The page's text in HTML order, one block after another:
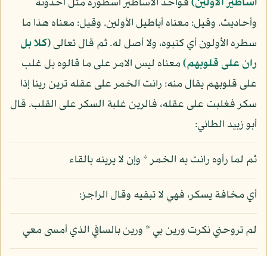
أساطير الأولين)فواحد الأساطير أسطورة مثل أحدوثة
وأحاديث. وقيل: معناه أباطيل الأولين. وقيل: معناه هذا ما
سطره الأولون أي كتبوه، ولا أصل له. ثم قال تعالى(كلا بل
ران على قلوبهم)معناه ليس الامر على ما قالوه بل غلب
على قلوبهم يقال منه: رانت الخمر على عقله ترين رينا إذا
سكر فغلبت على عقله، فالرين غلبة السكر على القلب. قال
أبو زبيد الطائي:
ثم لما رأوه رانت به الخمر * وإن لا يرينه بالقاء
أي مخافة يسكر، فهي لا تبقيه وقال الراجز:
لم تروحني نكرت ورين بي * ورين بالسافي الذي أمسى معي